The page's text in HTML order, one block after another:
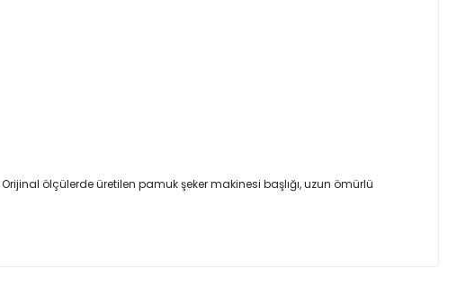
ölçülerde üretilen pamuk şeker makinesi başlığı, uzun ömürlü